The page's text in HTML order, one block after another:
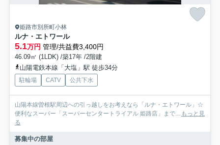
姫路市別所町小林
ルナ・エトワール
5.1万円 管理/共益費3,400円
46.09㎡ (1LDK) /築17年 /2階建
山陽電鉄本線「大塩」駅 徒歩34分
駐輪場 CATV 公共下水
山陽本線曽根駅周辺への引っ越しをお考えなら「ルナ・エトワール」☆
便利なスーパー「スーパーセンタートライアル 姫路店」まで...
もっと見
る
募集中の部屋